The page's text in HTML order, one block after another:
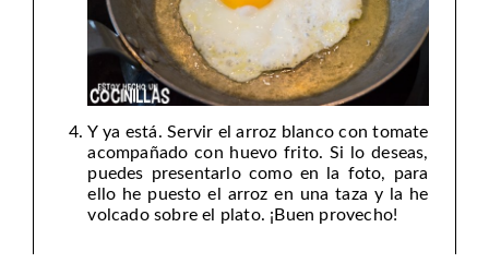
Y ya está. Servir el arroz blanco con tomate
acompañado con huevo frito. Si lo deseas,
puedes presentarlo como en la foto, para
ello he puesto el arroz en una taza y la he
volcado sobre el plato. ¡Buen provecho!